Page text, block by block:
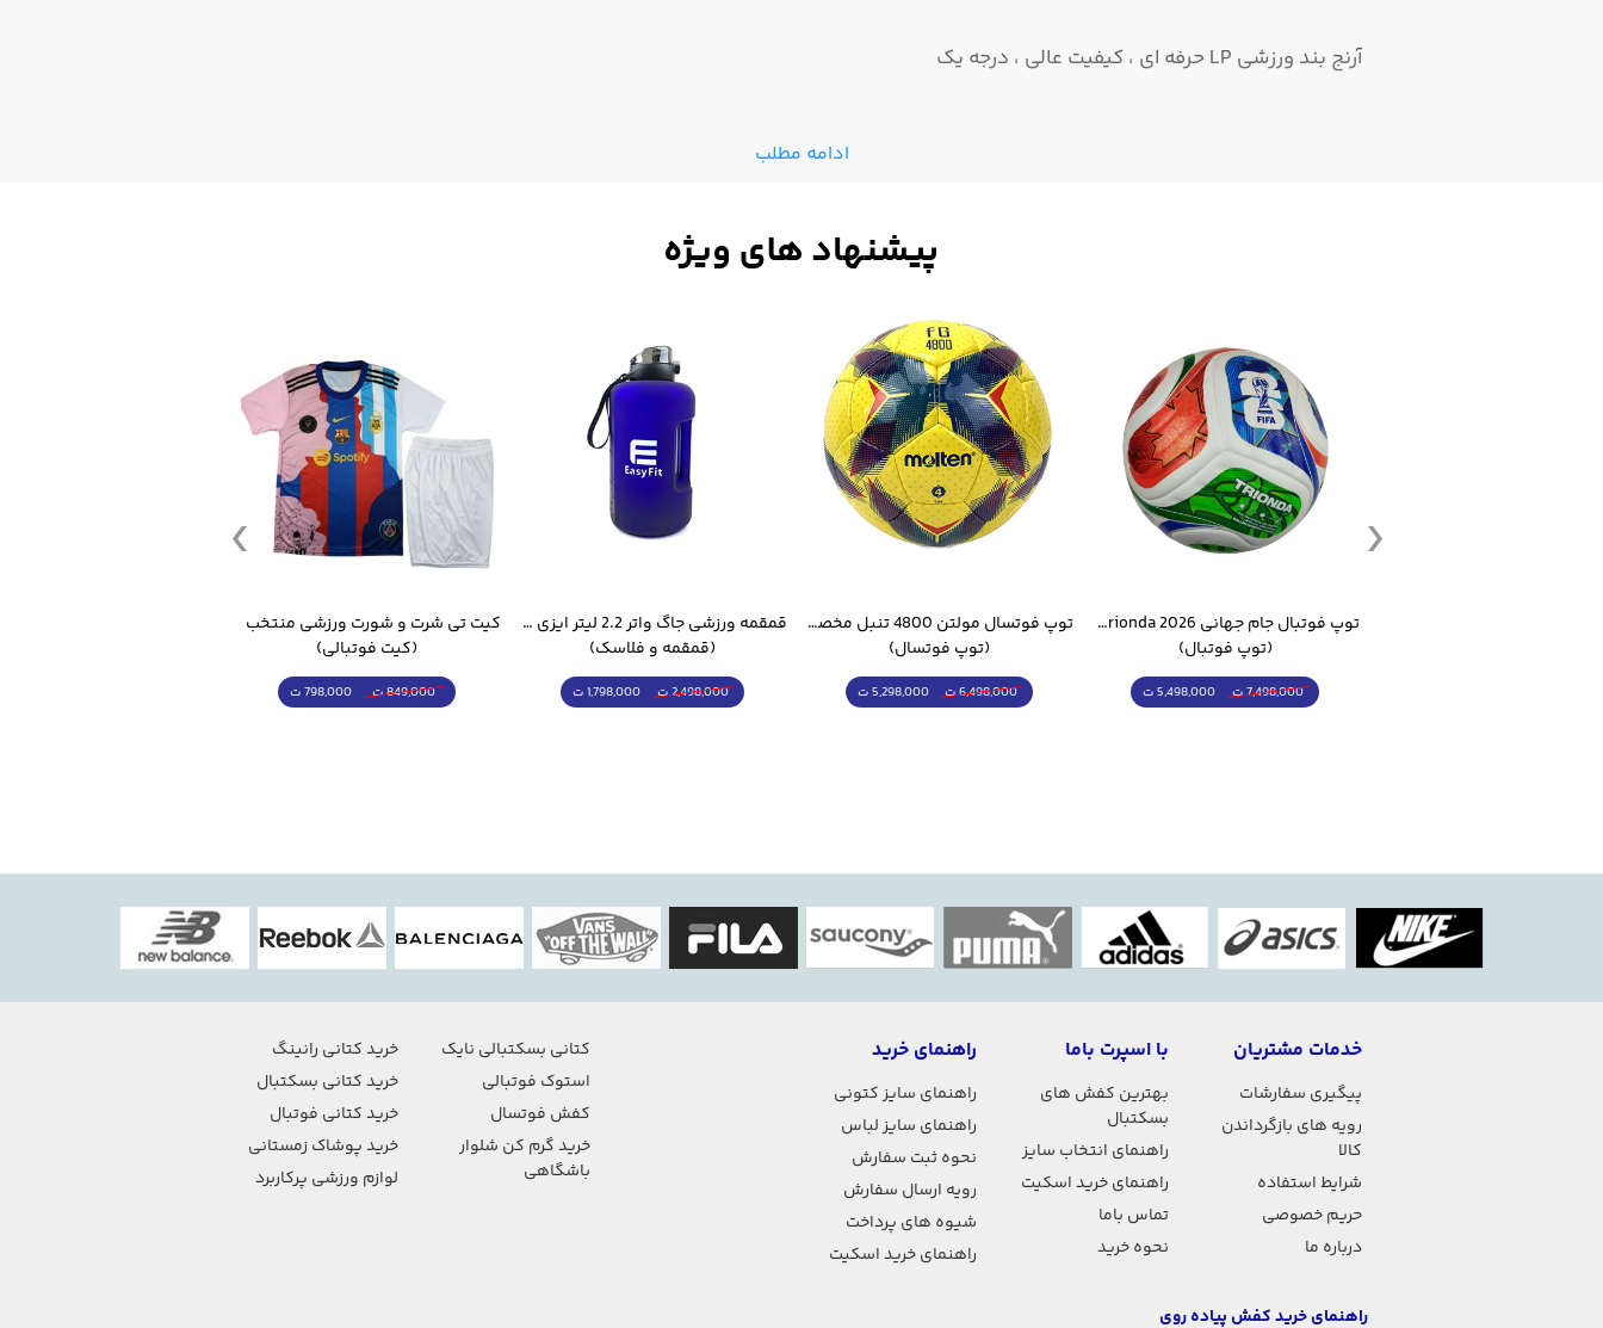
آرنج بند ورزشی LP حرفه ای ، کیفیت عالی ، درجه یک
ادامه مطلب
توپ فوتبال جام جهانی 2026 Trionda مشابه اورجینال
(توپ فوتبال)
7,498,000 ت 5,498,000 ت
توپ فوتسال مولتن 4800 تنبل مخصوص سالن
(توپ فوتسال)
6,498,000 ت 5,298,000 ت
قمقمه ورزشی جاگ واتر 2.2 لیتر ایزی فیت
(قمقمه و فلاسک)
2,498,000 ت 1,798,000 ت
(کیت فوتبالی)
849,000 ت 798,000 ت
خدمات مشتریان
پیگیری سفارشات
رویه های بازگرداندن
کالا
شرایط استفاده
حریم خصوصی
درباره ما
با اسپرت باما
بهترین کفش های
بسکتبال
راهنمای انتخاب سایز
راهنمای خرید اسکیت
تماس باما
نحوه خرید
راهنمای خرید
راهنمای سایز کتونی
راهنمای سایز لباس
نحوه ثبت سفارش
رویه ارسال سفارش
شیوه های پرداخت
راهنمای خرید اسکیت
کتانی بسکتبالی نایک
استوک فوتبالی
کفش فوتسال
خرید گرم کن شلوار
باشگاهی
خرید کتانی رانینگ
خرید کتانی بسکتبال
خرید کتانی فوتبال
خرید پوشاک زمستانی
لوازم ورزشی پرکاربرد
راهنمای خرید کفش پیاده روی